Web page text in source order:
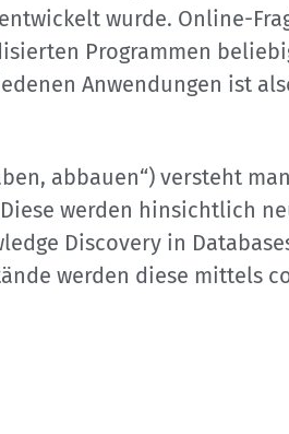
wurde. Online-
Programmen
Anwendungen ist
abbauen“) versteht
werden hinsichtlich
Discovery in
werden diese mittels